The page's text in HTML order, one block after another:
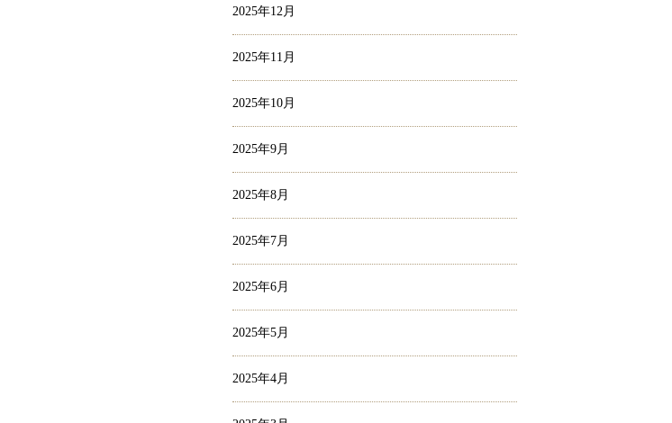
2025年12月
2025年11月
2025年10月
2025年9月
2025年8月
2025年7月
2025年6月
2025年5月
2025年4月